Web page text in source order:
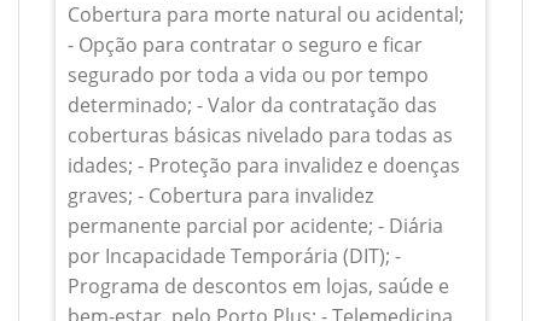
Cobertura para morte natural ou acidental;
- Opção para contratar o seguro e ficar
segurado por toda a vida ou por tempo
determinado; - Valor da contratação das
coberturas básicas nivelado para todas as
idades; - Proteção para invalidez e doenças
graves; - Cobertura para invalidez
permanente parcial por acidente; - Diária
por Incapacidade Temporária (DIT); -
Programa de descontos em lojas, saúde e